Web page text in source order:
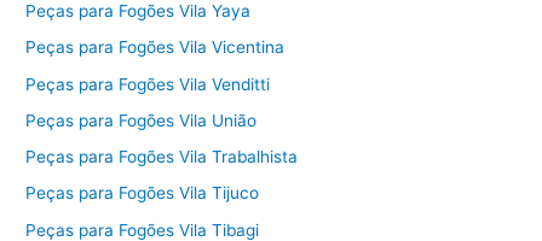
Peças para Fogões Vila Yaya
Peças para Fogões Vila Vicentina
Peças para Fogões Vila Venditti
Peças para Fogões Vila União
Peças para Fogões Vila Trabalhista
Peças para Fogões Vila Tijuco
Peças para Fogões Vila Tibagi